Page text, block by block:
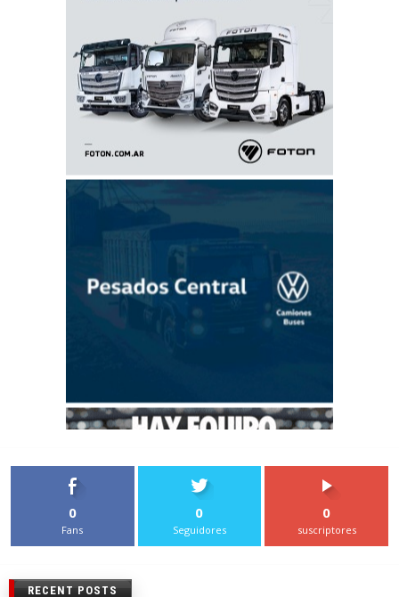
0
Fans
0
Seguidores
0
suscriptores
RECENT POSTS